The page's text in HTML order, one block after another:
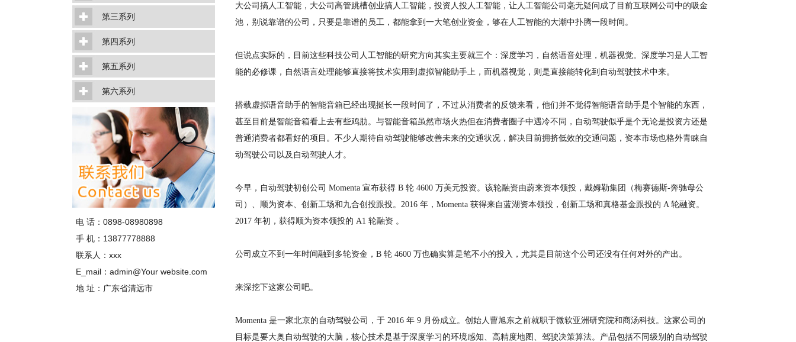
第三系列
第四系列
第五系列
第六系列
电 话：0898-08980898
手 机：13877778888
联系人：xxx
E_mail：admin@Your website.com
地 址：广东省清远市
大公司搞人工智能，大公司高管跳槽创业搞人工智能，投资人投人工智能，让人工智能公司毫无疑问成了目前互联网公司中的吸金
池，别说靠谱的公司，只要是靠谱的员工，都能拿到一大笔创业资金，够在人工智能的大潮中扑腾一段时间。
但说点实际的，目前这些科技公司人工智能的研究方向其实主要就三个：深度学习，自然语音处理，机器视觉。深度学习是人工智
能的必修课，自然语言处理能够直接将技术实用到虚拟智能助手上，而机器视觉，则是直接能转化到自动驾驶技术中来。
搭载虚拟语音助手的智能音箱已经出现挺长一段时间了，不过从消费者的反馈来看，他们并不觉得智能语音助手是个智能的东西，
甚至目前是智能音箱看上去有些鸡肋。与智能音箱虽然市场火热但在消费者圈子中遇冷不同，自动驾驶似乎是个无论是投资方还是
普通消费者都看好的项目。不少人期待自动驾驶能够改善未来的交通状况，解决目前拥挤低效的交通问题，资本市场也格外青睐自
动驾驶公司以及自动驾驶人才。
今早，自动驾驶初创公司 Momenta 宣布获得 B 轮 4600 万美元投资。该轮融资由蔚来资本领投，戴姆勒集团（梅赛德斯-奔驰母公
司）、顺为资本、创新工场和九合创投跟投。2016 年，Momenta 获得来自蓝湖资本领投，创新工场和真格基金跟投的 A 轮融资。
2017 年初，获得顺为资本领投的 A1 轮融资 。
公司成立不到一年时间融到多轮资金，B 轮 4600 万也确实算是笔不小的投入，尤其是目前这个公司还没有任何对外的产出。
来深挖下这家公司吧。
Momenta 是一家北京的自动驾驶公司，于 2016 年 9 月份成立。创始人曹旭东之前就职于微软亚洲研究院和商汤科技。这家公司的
目标是要大奥自动驾驶的大脑，核心技术是基于深度学习的环境感知、高精度地图、驾驶决策算法。产品包括不同级别的自动驾驶